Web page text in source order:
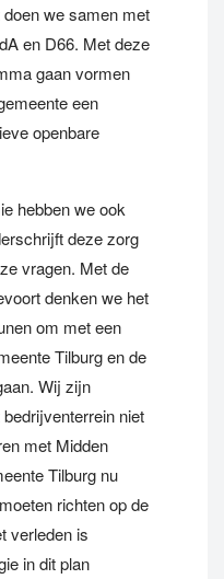
we samen met
en D66. Met deze
gaan vormen
een
openbare
hebben we ook
deze zorg
vragen. Met de
denken we het
om met een
Tilburg en de
Wij zijn
niet
met Midden
Tilburg nu
richten op de
verleden is
in dit plan